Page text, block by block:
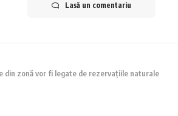
Lasă un comentariu
din zonă vor fi legate de rezervațiile naturale